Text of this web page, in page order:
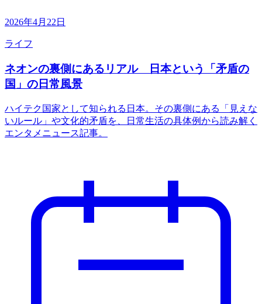
2026年4月22日
ライフ
ネオンの裏側にあるリアル 日本という「矛盾の
国」の日常風景
ハイテク国家として知られる日本。その裏側にある「見えな
いルール」や文化的矛盾を、日常生活の具体例から読み解く
エンタメニュース記事。